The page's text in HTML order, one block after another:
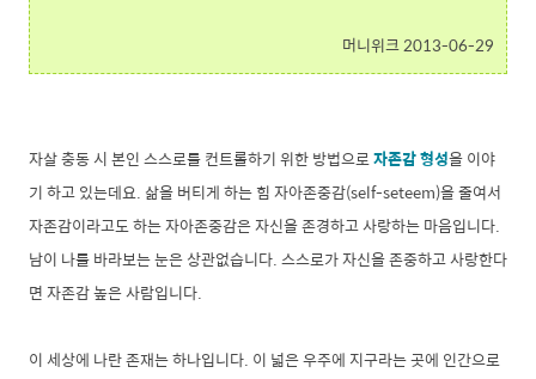
머니위크 2013-06-29
자살 충동 시 본인 스스로를 컨트롤하기 위한 방법으로자존감 형성을 이야
기 하고 있는데요. 삶을 버티게 하는 힘 자아존중감(self-seteem)을 줄여서
자존감이라고도 하는 자아존중감은 자신을 존경하고 사랑하는 마음입니다.
남이 나를 바라보는 눈은 상관없습니다. 스스로가 자신을 존중하고 사랑한다
면 자존감 높은 사람입니다.
이 세상에 나란 존재는 하나입니다. 이 넓은 우주에 지구라는 곳에 인간으로